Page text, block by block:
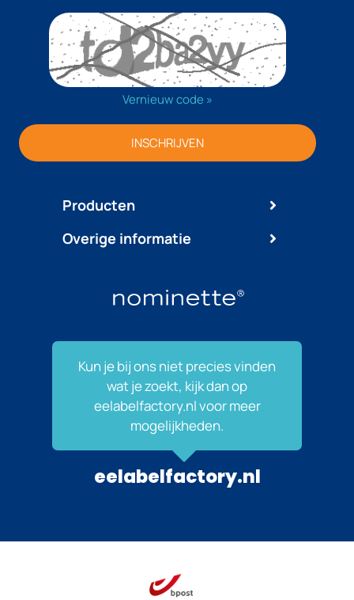
Producten
Vernieuw code »
INSCHRIJVEN
Overige informatie
Kun je bij ons niet precies vinden
wat je zoekt, kijk dan op
eelabelfactory.nl voor meer
mogelijkheden.
eelabelfactory.nl